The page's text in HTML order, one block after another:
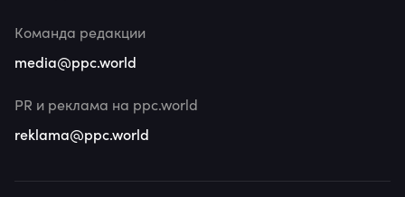
Команда редакции
media@ppc.world
PR и реклама на ppc.world
reklama@ppc.world